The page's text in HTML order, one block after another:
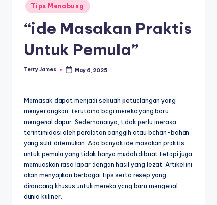
Posted
in
Tips Menabung
“ide Masakan Praktis
Untuk Pemula”
Posted
Terry James May 6, 2025
Memasak dapat menjadi sebuah petualangan yang
menyenangkan, terutama bagi mereka yang baru
mengenal dapur. Sederhananya, tidak perlu merasa
terintimidasi oleh peralatan canggih atau bahan-bahan
yang sulit ditemukan. Ada banyak ide masakan praktis
untuk pemula yang tidak hanya mudah dibuat tetapi juga
memuaskan rasa lapar dengan hasil yang lezat. Artikel ini
akan menyajikan berbagai tips serta resep yang
dirancang khusus untuk mereka yang baru mengenal
dunia kuliner.